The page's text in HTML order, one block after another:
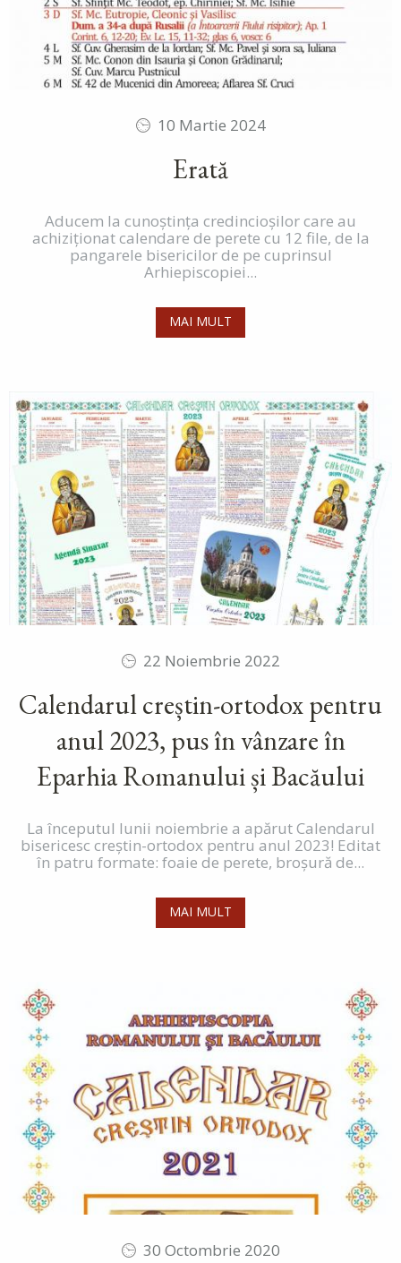
10 Martie 2024
Erată
Aducem la cunoștința credincioșilor care au
achiziționat calendare de perete cu 12 file, de la
pangarele bisericilor de pe cuprinsul
Arhiepiscopiei...
MAI MULT
22 Noiembrie 2022
Calendarul creștin-ortodox pentru
anul 2023, pus în vânzare în
Eparhia Romanului și Bacăului
La începutul lunii noiembrie a apărut Calendarul
bisericesc creștin-ortodox pentru anul 2023! Editat
în patru formate: foaie de perete, broșură de...
MAI MULT
30 Octombrie 2020